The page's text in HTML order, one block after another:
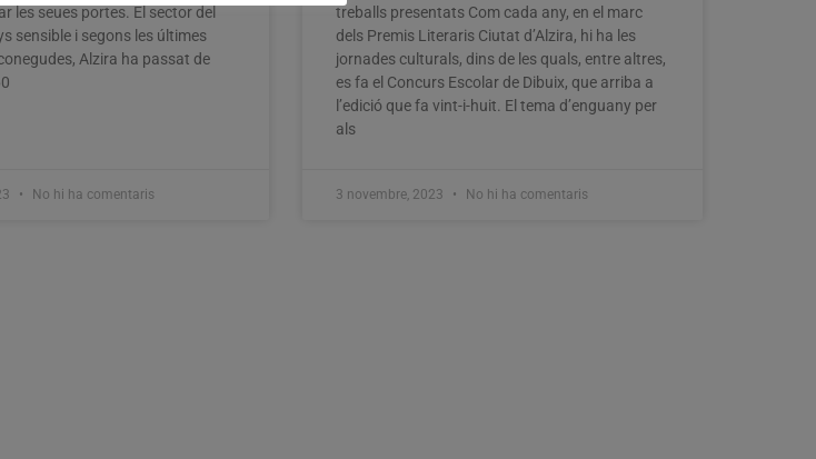
les seues portes. El sector del
sensible i segons les últimes
Alzira ha passat de
No hi ha comentaris
treballs presentats Com cada any, en el marc
dels Premis Literaris Ciutat d’Alzira, hi ha les
jornades culturals, dins de les quals, entre altres,
es fa el Concurs Escolar de Dibuix, que arriba a
l’edició que fa vint-i-huit. El tema d’enguany per
als
3 novembre, 2023 No hi ha comentaris